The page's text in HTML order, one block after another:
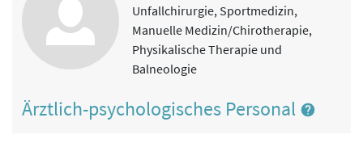
Unfallchirurgie, Sportmedizin,
Manuelle Medizin/Chirotherapie,
Physikalische Therapie und
Balneologie
Ärztlich-psychologisches Personal